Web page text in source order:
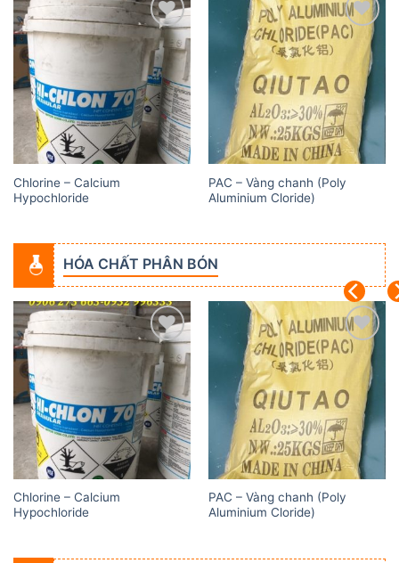
Add to
wishlist
Chlorine – Calcium
Hypochloride
Add to
wishlist
PAC – Vàng chanh (Poly
Aluminium Cloride)
HÓA CHẤT PHÂN BÓN
Add to
wishlist
Chlorine – Calcium
Hypochloride
Add to
wishlist
PAC – Vàng chanh (Poly
Aluminium Cloride)